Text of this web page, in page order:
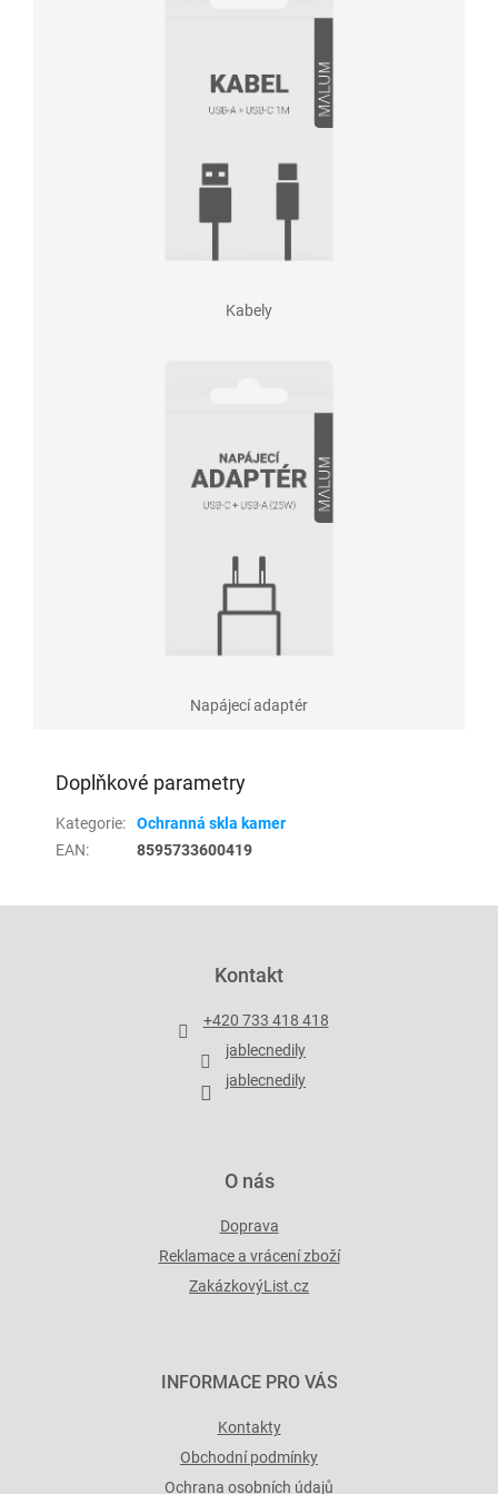
Kabely
Napájecí adaptér
Doplňkové parametry
Kategorie:
Ochranná skla kamer
EAN: 8595733600419
Kontakt
+420 733 418 418
jablecnedily
jablecnedily
O nás
Doprava
Reklamace a vrácení zboží
ZakázkovýList.cz
INFORMACE PRO VÁS
Kontakty
Obchodní podmínky
Ochrana osobních údajů